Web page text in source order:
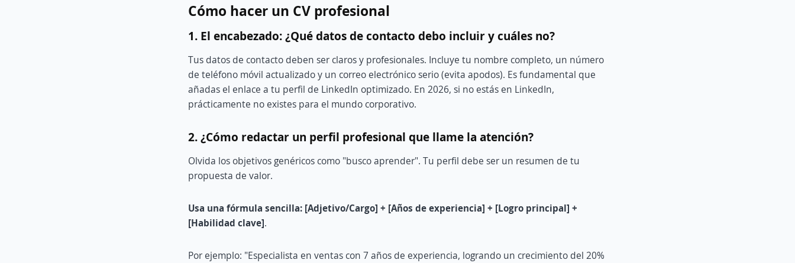
Cómo hacer un CV profesional
1. El encabezado: ¿Qué datos de contacto debo incluir y cuáles no?
Tus datos de contacto deben ser claros y profesionales. Incluye tu nombre completo, un número
de teléfono móvil actualizado y un correo electrónico serio (evita apodos). Es fundamental que
añadas el enlace a tu perfil de LinkedIn optimizado. En 2026, si no estás en LinkedIn,
prácticamente no existes para el mundo corporativo.
2. ¿Cómo redactar un perfil profesional que llame la atención?
Olvida los objetivos genéricos como "busco aprender". Tu perfil debe ser un resumen de tu
propuesta de valor.
Usa una fórmula sencilla: [Adjetivo/Cargo] + [Años de experiencia] + [Logro principal] +
[Habilidad clave].
Por ejemplo: "Especialista en ventas con 7 años de experiencia, logrando un crecimiento del 20%